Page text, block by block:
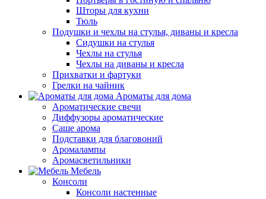
Шторы для кухни
Тюль
Подушки и чехлы на стулья, диваны и кресла
Сидушки на стулья
Чехлы на стулья
Чехлы на диваны и кресла
Прихватки и фартуки
Грелки на чайник
Ароматы для дома
Ароматические свечи
Диффузоры ароматические
Саше арома
Подставки для благовоний
Аромалампы
Аромасветильники
Мебель
Консоли
Консоли настенные